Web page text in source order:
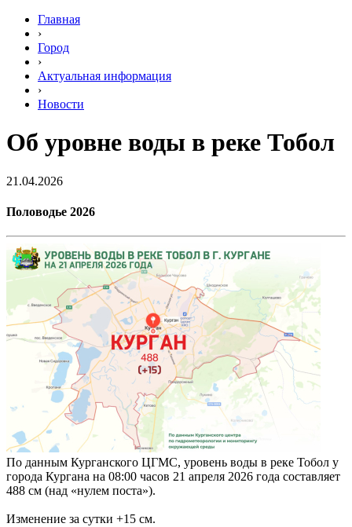
Главная
›
Город
›
Актуальная информация
›
Новости
Об уровне воды в реке Тобол
21.04.2026
Половодье 2026
По данным Курганского ЦГМС, уровень воды в реке Тобол у
города Кургана на 08:00 часов 21 апреля 2026 года составляет
488 см (над «нулем поста»).
Изменение за сутки +15 см.